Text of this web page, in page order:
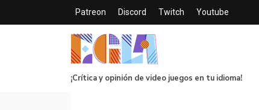
Patreon Discord Twitch Youtube
¡Crítica y opinión de video juegos en tu idioma!